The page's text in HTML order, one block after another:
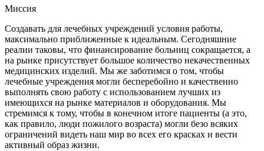
Миссия
Создавать для лечебных учреждений условия работы,
максимально приближенные к идеальным. Сегодняшние
реалии таковы, что финансирование больниц сокращается, а
на рынке присутствует большое количество некачественных
медицинских изделий. Мы же заботимся о том, чтобы
лечебные учреждения могли бесперебойно и качественно
выполнять свою работу с использованием лучших из
имеющихся на рынке материалов и оборудования. Мы
стремимся к тому, чтобы в конечном итоге пациенты (а это,
как правило, люди пожилого возраста) могли безо всяких
ограничений видеть наш мир во всех его красках и вести
активный образ жизни.